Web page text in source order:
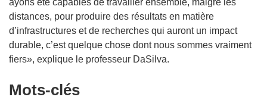
n
ê
t
r
ayons été capables de travailler ensemble, malgré les
distances, pour produire des résultats en matière
d’infrastructures et de recherches qui auront un impact
durable, c’est quelque chose dont nous sommes vraiment
fiers», explique le professeur DaSilva.
Mots‑clés